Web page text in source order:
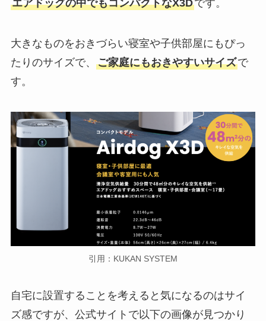
エアドッグの中でもコンパクトなX3Dです。
大きなものをおきづらい寝室や子供部屋にもぴっ
たりのサイズで、 ご家庭にもおきやすいサイズで
す。
引用：KUKAN SYSTEM
自宅に設置することを考えると気になるのはサイ
ズ感ですが、公式サイトで以下の画像が見つかり